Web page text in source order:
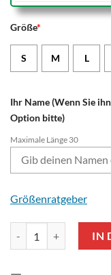
Größe*
S M L
Ihr Name (Wenn Sie
Option bitte)
Maximale Länge 30
Größenratgeber
IN